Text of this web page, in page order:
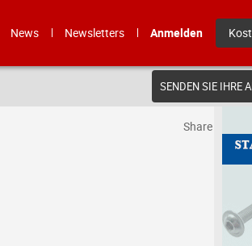
News Newsletters Anmelden
SENDEN SIE IHRE
Share